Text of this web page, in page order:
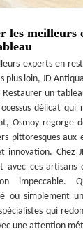
les meilleurs
experts en
plus loin, JD
Restaurer un
délicat qui
Osmoy regorge
pittoresques aux
innovation. Chez
avec ces artisans
impeccable.
ou simplement
qui
une attention